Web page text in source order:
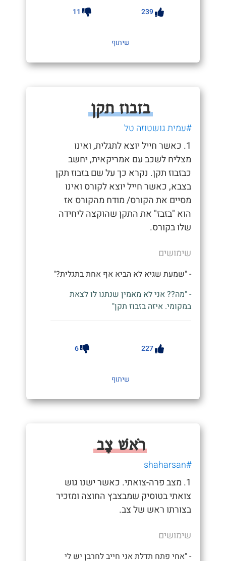
239
11
שיתוף
בזבוז תקן
#עמית גושטוזה טל
1. כאשר חייל יוצא לתגלית, ואינו
מצליח לשכב עם אמריקאית, יחשב
כבזבוז תקן. נקרא כך על שם בזבוז תקן
בצבא, כאשר חייל יוצא לקורס ואינו
מסיים את הקורס/ מודח מהקורס אז
הוא "בזבז" את התקן שהוקצה ליחידה
שלו בקורס.
שימושים
- "שמעת שגיא לא הביא אף אחת בתגלית?"
- "מה?? אני לא מאמין שנתנו לו לצאת
במקומי. איזה בזבוז תקן"
227
6
שיתוף
רֹאשׁ צָב
#shaharsan
1. מצב פרה-צואתי. כאשר ישנו גוש
צואתי בטוסיק שמבצבץ החוצה ומזכיר
בצורתו ראש של צב.
שימושים
- "אחי פתח תדלת אני חייב לחרבן יש לי